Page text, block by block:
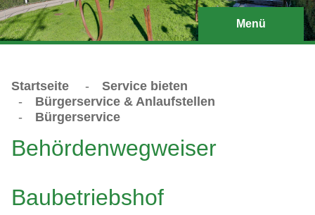
Menü
Startseite -
Service bieten
-
Bürgerservice & Anlaufstellen
-
Bürgerservice
Behördenwegweiser
Baubetriebshof